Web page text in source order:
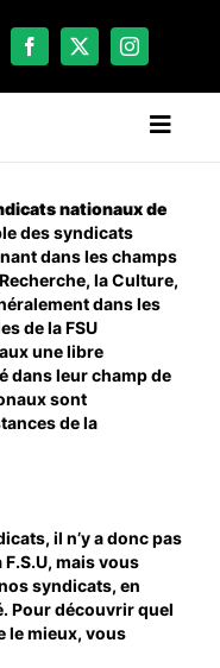
RECHERCHER:
UNES
FSU 11
ÉLUES
#COMMUNIQUÉS
nationaux de
des syndicats
dans les champs
la Culture,
dans les
de la FSU
une libre
dans leur champ de
sont
de la
il n’y a donc pas
mais vous
syndicats, en
Pour découvrir quel
le mieux, vous